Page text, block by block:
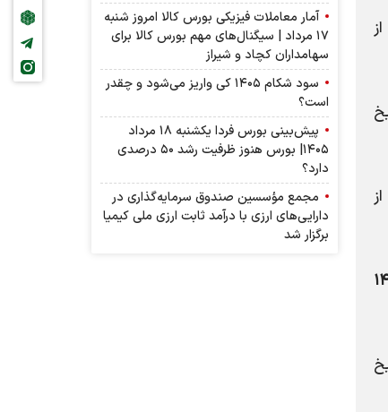
از
از
آمار معاملات فیزیکی بورس کالا امروز شنبه
۱۷ مرداد | سیگنال‌های مهم بورس کالا برای
سهامداران کچاد و شیراز
سود شکام ۱۴۰۵ کی واریز می‌شود و چقدر
است؟
پیش‌بینی بورس فردا یکشنبه ۱۸ مرداد
۱۴۰۵| بورس هنوز ظرفیت رشد ۵۰ درصدی
دارد؟
مجمع مؤسسین صندوق سرمایه‌گذاری در
دارایی‌های ارزی با درآمد ثابت ارزی ملی کیمیا
برگزار شد